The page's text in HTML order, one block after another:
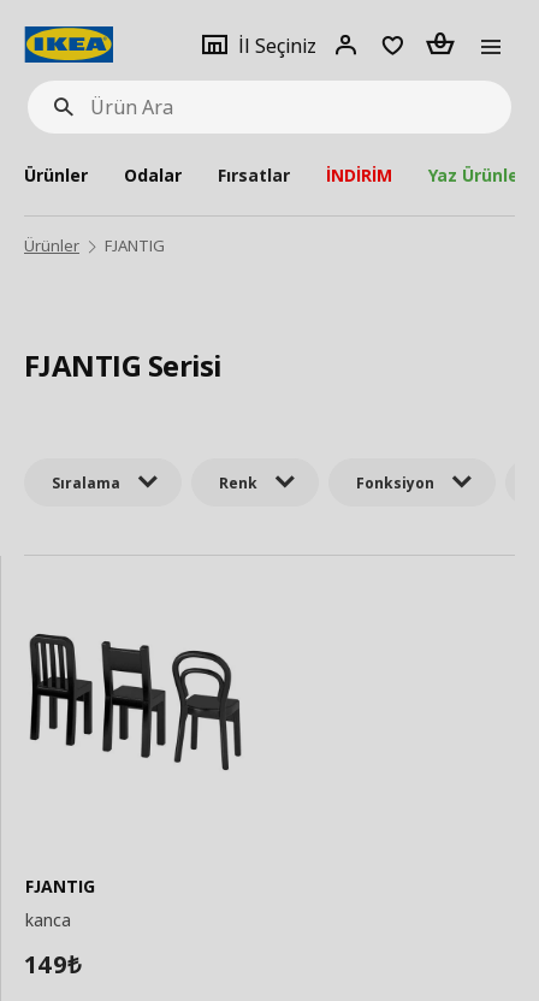
Ürün
Ara
İl Seçiniz
Giriş
Adet
Ürünler Odalar Fırsatlar İNDİRİM Yaz Ürünleri
Ürünler FJANTIG
FJANTIG Serisi
Sıralama Renk Fonksiyon
FJANTIG
kanca
149₺